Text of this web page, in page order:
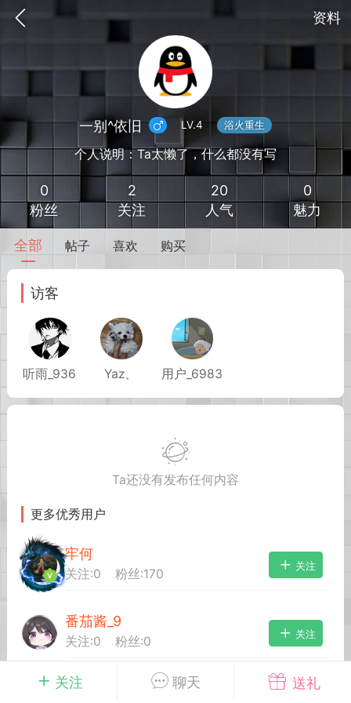
资料
我的钱包 道具 排行榜
MOD下载 攻略教程 联机招募
大人
02-10 15:45
卖挂
禁止发布联机可用的作弊模组，
单机辅助引流私下售卖服务器外挂！
作弊模组的发布规范近期收到一些信息
作弊模组在联机服务器使用,为了维护游
模组的发布行为：1. *...
72 2.22w
大人
Lv.8
关注 聊天 送礼
一别^依旧 LV.4 浴火重生
个人说明：Ta太懒了，什么都没有写
0
粉丝
2
关注
20
人气
0
魅力
全部 帖子 喜欢 购买
访客
听雨_936 Yaz、 用户_6983
Ta还没有发布任何内容
更多优秀用户
牢何
关注:0 粉丝:170
关注
番茄酱_9
关注:0 粉丝:0
关注
B哥BooM